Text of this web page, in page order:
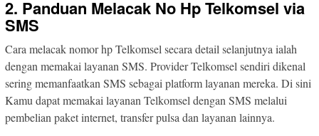
2. Panduan Melacak No Hp Telkomsel via
SMS
Cara melacak nomor hp Telkomsel secara detail selanjutnya ialah
dengan memakai layanan SMS. Provider Telkomsel sendiri dikenal
sering memanfaatkan SMS sebagai platform layanan mereka. Di sini
Kamu dapat memakai layanan Telkomsel dengan SMS melalui
pembelian paket internet, transfer pulsa dan layanan lainnya.